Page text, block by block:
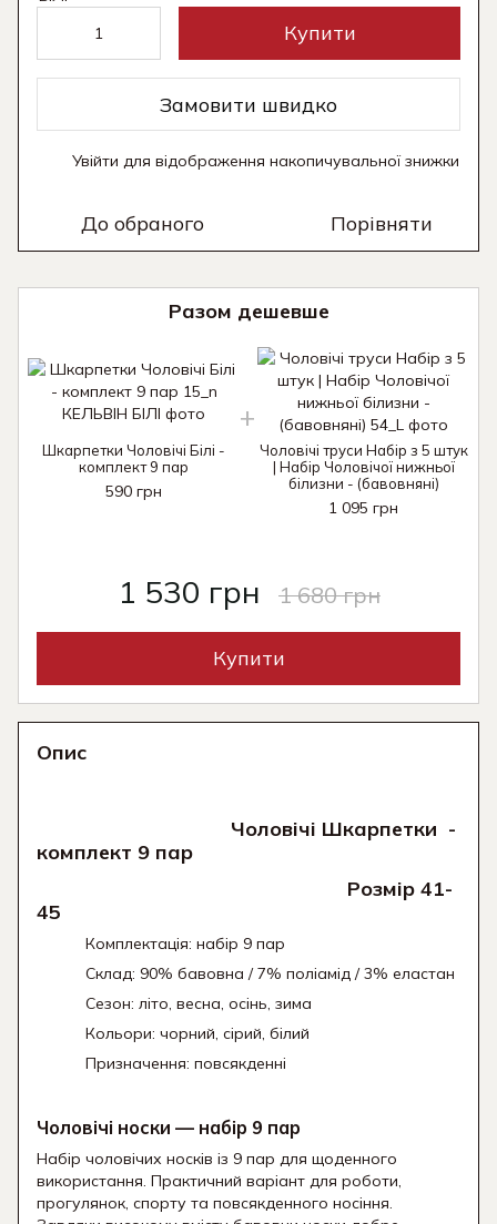
Купити
Замовити швидко
Увійти для відображення накопичувальної знижки
До обраного Порівняти
Разом дешевше
Шкарпетки Чоловічі Білі -
комплект 9 пар
590 грн
Чоловічі труси Набір з 5 штук
| Набір Чоловічої нижньої
білизни - (бавовняні)
1 095 грн
1 530 грн 1 680 грн
Купити
Опис
Чоловічі Шкарпетки -
комплект 9 пар
Розмір 41-
45
Комплектація: набір 9 пар
Склад: 90% бавовна / 7% поліамід / 3% еластан
Сезон: літо, весна, осінь, зима
Кольори: чорний, сірий, білий
Призначення: повсякденні
Чоловічі носки — набір 9 пар
Набір чоловічих носків із 9 пар для щоденного
використання. Практичний варіант для роботи,
прогулянок, спорту та повсякденного носіння.